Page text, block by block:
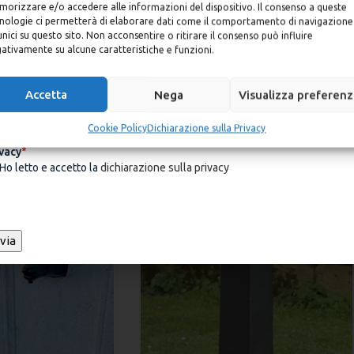
e/o accedere alle informazioni del dispositivo. Il consenso a queste
ci permetterà di elaborare dati come il comportamento di navigazione
unici su questo sito. Non acconsentire o ritirare il consenso può influire
su alcune caratteristiche e funzioni.
Accetta Nega Visualizza
Cookie PolicyDichiarazione sulla Privacy
PARAMETRI SPECIFICI
su richiesta.
ALTRI PRODOTTI
alla newsletter e ricevi subito un codice sconto personale
5% valido per il tuo ordine
*
Ho letto e accetto la dichiarazione sulla privacy